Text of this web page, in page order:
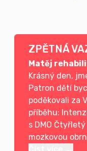
ZPĚTNÁ
Matěj
Krásný den,
Patron dětí
poděkovali za
příběhu:
s DMO
mozkovou